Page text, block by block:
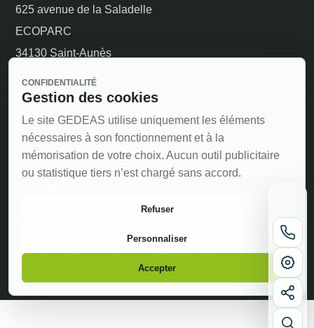
625 avenue de la Saladelle
ECOPARC
34130 Saint-Aunès
Tél : 04 67 10 93 12
contact@gedeas.fr
Accueil téléphonique du lundi au vendredi
ContactFaire le pointSanté, sécurité & inclusion
Ethand’artExpériencesExternalisation RHHandicap
Voir sur Google Maps in LinkedIn
CONFIDENTIALITÉ
Gestion des cookies
Le site GEDEAS utilise uniquement les éléments
nécessaires à son fonctionnement et à la
mémorisation de votre choix. Aucun outil publicitaire
ou statistique tiers n’est chargé sans accord.
Refuser
Personnaliser
Accepter